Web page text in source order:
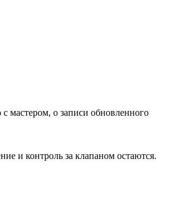
мастером, о записи обновленного
и контроль за клапаном остаются.